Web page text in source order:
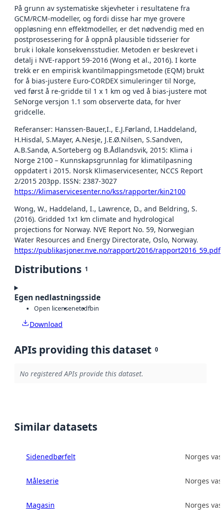
På grunn av systematiske skjevheter i resultatene fra
GCM/RCM-modeller, og fordi disse har mye grovere
oppløsning enn effektmodeller, er det nødvendig med en
postprosessering for å oppnå plausible tidsserier for
bruk i lokale konsekvensstudier. Metoden er beskrevet i
detalj i NVE-rapport 59-2016 (Wong et al., 2016). I korte
trekk er en empirisk kvantilmappingsmetode (EQM) brukt
for å bias-justere Euro-CORDEX simuleringer til Norge,
ved først å re-gridde til 1 x 1 km og ved å bias-justere mot
SeNorge versjon 1.1 som observerte data, for hver
gridcelle.
Referanser: Hanssen-Bauer,I., E.J.Førland, I.Haddeland,
H.Hisdal, S.Mayer, A.Nesje, J.E.Ø.Nilsen, S.Sandven,
A.B.Sandø, A.Sorteberg og B.Ådlandsvik, 2015: Klima i
Norge 2100 – Kunnskapsgrunnlag for klimatilpasning
oppdatert i 2015. Norsk Klimaservicesenter, NCCS Report
2/2015 203pp. ISSN: 2387-3027
https://klimaservicesenter.no/kss/rapporter/kin2100
Wong, W., Haddeland, I., Lawrence, D., and Beldring, S.
(2016). Gridded 1x1 km climate and hydrological
projections for Norway. NVE Report No. 59, Norwegian
Water Resources and Energy Directorate, Oslo, Norway.
https://publikasjoner.nve.no/rapport/2016/rapport2016_59.pdf
Distributions 1
Egen nedlastningsside
Open licensenetcdfbin
Download
APIs providing this dataset 0
No registered APIs provide this dataset.
Similar datasets
Sidenedbørfelt Norges
Måleserie Norges
Magasin Norges